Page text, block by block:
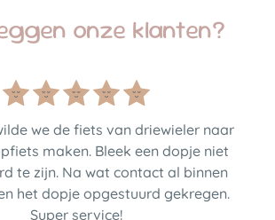
onze klanten?
we de fiets van driewieler naar
maken. Bleek een dopje niet
te zijn. Na wat contact al binnen
het dopje opgestuurd gekregen.
Super service!